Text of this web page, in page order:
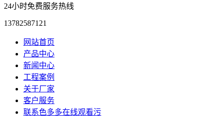
24小时免费服务热线
13782587121
网站首页
产品中心
新闻中心
工程案例
关于厂家
客户服务
联系色多多在线观看污